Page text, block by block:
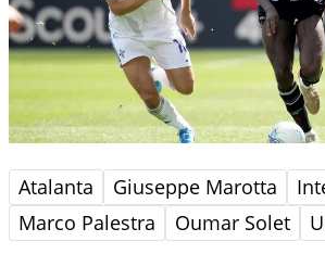
Atalanta Giuseppe Marotta
Marco Palestra
Oumar Solet